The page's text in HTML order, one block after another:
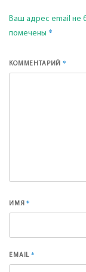
Ваш адрес email не
помечены *
КОММЕНТАРИЙ*
ИМЯ*
EMAIL*